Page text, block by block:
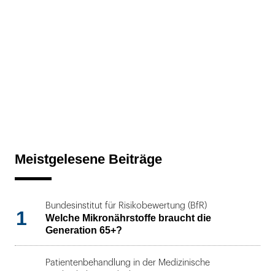
Meistgelesene Beiträge
1
Bundesinstitut für Risikobewertung (BfR)
Welche Mikronährstoffe braucht die
Generation 65+?
Patientenbehandlung in der Medizinische